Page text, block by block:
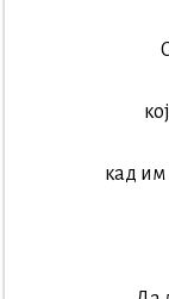
кад им